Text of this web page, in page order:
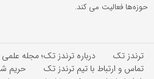
حوزه‌ها فعالیت می کند.
ترندز تک
درباره ترندز تک؛ مجله
تماس و ارتباط با تیم ترندز تک
حریم